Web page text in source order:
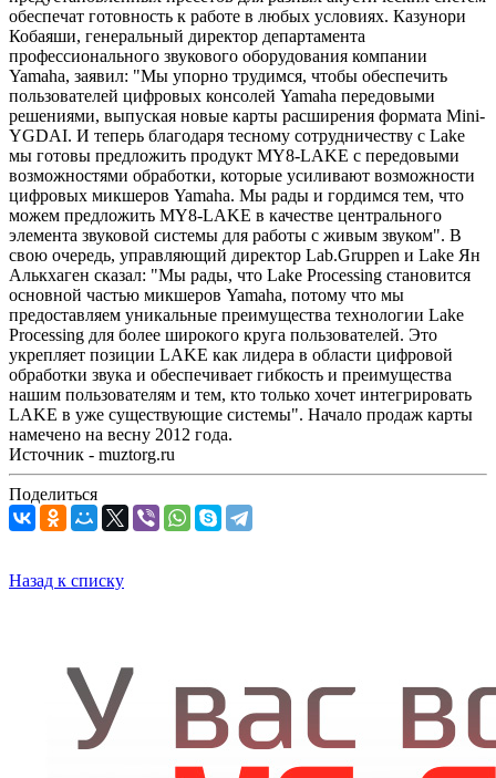
обеспечат готовность к работе в любых условиях. Казунори
Кобаяши, генеральный директор департамента
профессионального звукового оборудования компании
Yamaha, заявил: "Мы упорно трудимся, чтобы обеспечить
пользователей цифровых консолей Yamaha передовыми
решениями, выпуская новые карты расширения формата Mini-
YGDAI. И теперь благодаря тесному сотрудничеству с Lake
мы готовы предложить продукт MY8-LAKE с передовыми
возможностями обработки, которые усиливают возможности
цифровых микшеров Yamaha. Мы рады и гордимся тем, что
можем предложить MY8-LAKE в качестве центрального
элемента звуковой системы для работы с живым звуком". В
свою очередь, управляющий директор Lab.Gruppen и Lake Ян
Алькхаген сказал: "Мы рады, что Lake Processing становится
основной частью микшеров Yamaha, потому что мы
предоставляем уникальные преимущества технологии Lake
Processing для более широкого круга пользователей. Это
укрепляет позиции LAKE как лидера в области цифровой
обработки звука и обеспечивает гибкость и преимущества
нашим пользователям и тем, кто только хочет интегрировать
LAKE в уже существующие системы". Начало продаж карты
намечено на весну 2012 года.
Источник - muztorg.ru
Поделиться
Назад к списку